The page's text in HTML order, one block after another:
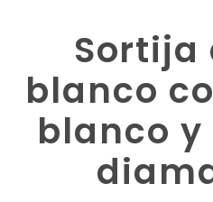
Sortija
blanco
blanco y